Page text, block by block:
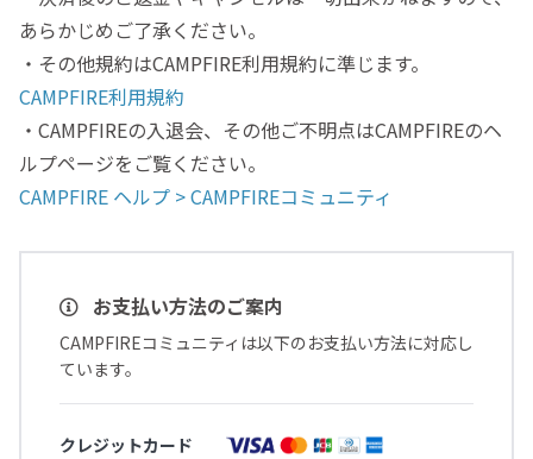
あらかじめご了承ください。
・その他規約はCAMPFIRE利用規約に準じます。
CAMPFIRE利用規約
・CAMPFIREの入退会、その他ご不明点はCAMPFIREのヘ
ルプページをご覧ください。
CAMPFIRE ヘルプ > CAMPFIREコミュニティ
お支払い方法のご案内
CAMPFIREコミュニティは以下のお支払い方法に対応し
ています。
クレジットカード